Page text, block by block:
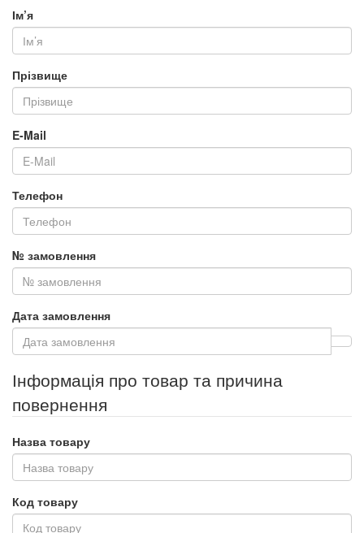
Ім’я
Прізвище
E-Mail
Телефон
№ замовлення
Дата замовлення
Інформація про товар та причина
повернення
Назва товару
Код товару